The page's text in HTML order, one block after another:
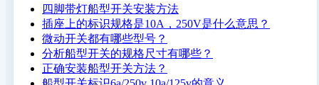
四脚带灯船型开关安装方法
插座上的标识规格是10A，250V是什么意思？
微动开关都有哪些型号？
分析船型开关的规格尺寸有哪些？
正确安装船型开关方法？